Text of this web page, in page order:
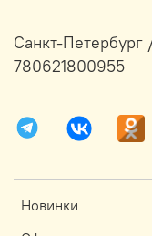
Новинки
Санкт-
780621800955